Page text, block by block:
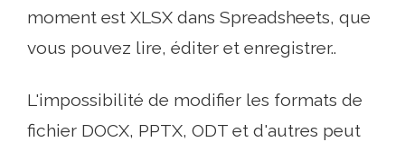
moment est XLSX dans Spreadsheets, que
vous pouvez lire, éditer et enregistrer..
L'impossibilité de modifier les formats de
fichier DOCX, PPTX, ODT et d'autres peut